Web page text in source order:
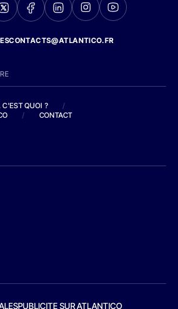
C'EST QUOI ?
/
/ CONTACT
PUBLICITE SUR ATLANTICO